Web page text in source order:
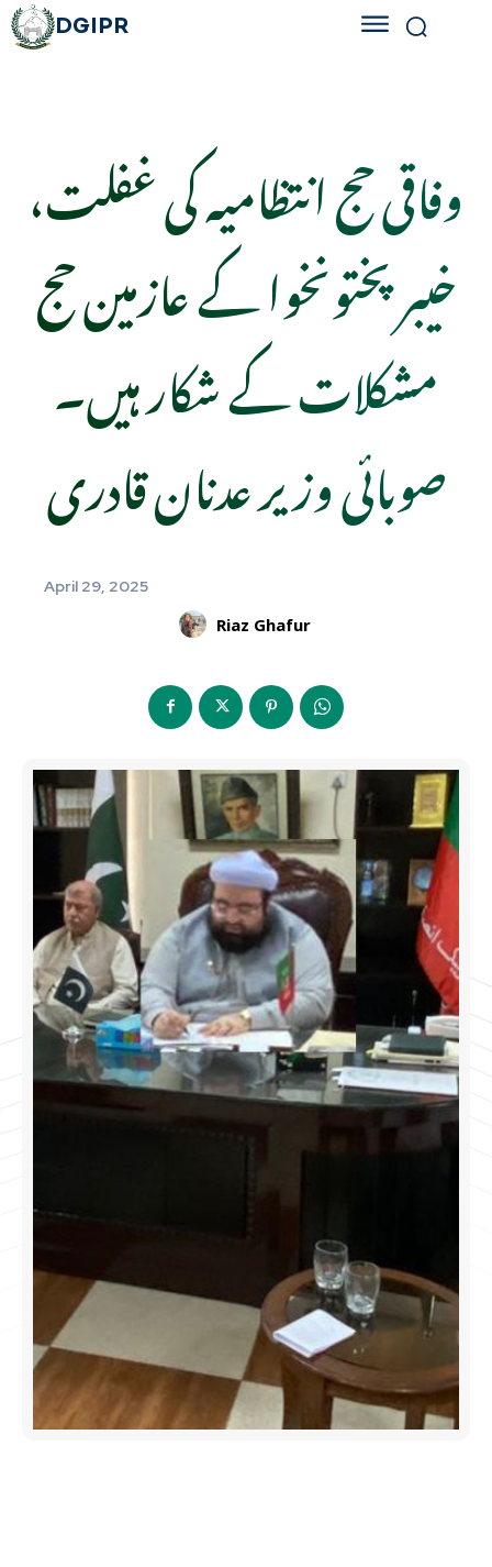
DGIPR
وفاقی حج انتظامیہ کی غفلت،
خیبرپختونخوا کے عازمین حج
مشکلات کے شکار ہیں۔
صوبائی وزیر عدنان قادری
April 29, 2025
Riaz Ghafur